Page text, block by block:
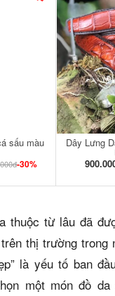
sấu màu
-30%
Dây Lưng
thuộc từ lâu đã
thị trường trong
là yếu tố ban
một món đồ